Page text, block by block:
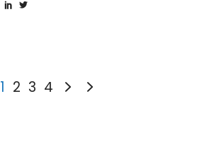
1 2 3 4